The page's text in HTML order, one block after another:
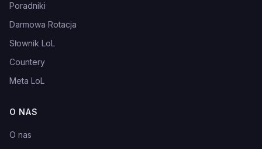
Poradniki
Darmowa Rotacja
Słownik LoL
Countery
Meta LoL
O NAS
O nas